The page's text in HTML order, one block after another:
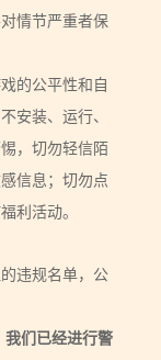
情节严重者保
的公平性和自
安装、运行、
，切勿轻信陌
信息；切勿点
利活动。
违规名单，公
我们已经进行警